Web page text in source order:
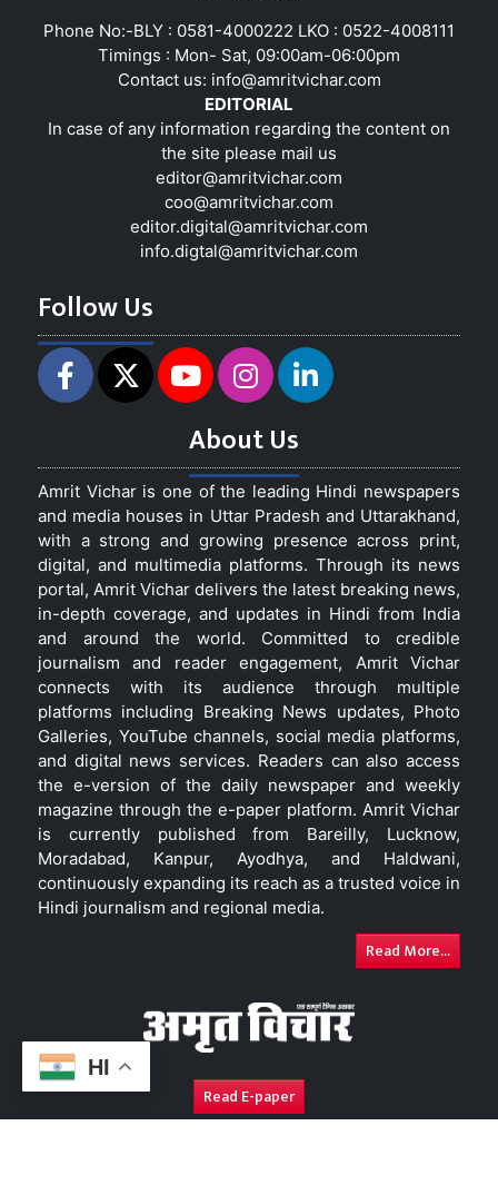
HI
Phone No:-BLY : 0581-4000222 LKO : 0522-4008111
Timings : Mon- Sat, 09:00am-06:00pm
Contact us: info@amritvichar.com
EDITORIAL
In case of any information regarding the content on
the site please mail us
editor@amritvichar.com
coo@amritvichar.com
editor.digital@amritvichar.com
info.digtal@amritvichar.com
Follow Us
About Us
Amrit Vichar is one of the leading Hindi newspapers
and media houses in Uttar Pradesh and Uttarakhand,
with a strong and growing presence across print,
digital, and multimedia platforms. Through its news
portal, Amrit Vichar delivers the latest breaking news,
in-depth coverage, and updates in Hindi from India
and around the world. Committed to credible
journalism and reader engagement, Amrit Vichar
connects with its audience through multiple
platforms including Breaking News updates, Photo
Galleries, YouTube channels, social media platforms,
and digital news services. Readers can also access
the e-version of the daily newspaper and weekly
magazine through the e-paper platform. Amrit Vichar
is currently published from Bareilly, Lucknow,
Moradabad, Kanpur, Ayodhya, and Haldwani,
continuously expanding its reach as a trusted voice in
Hindi journalism and regional media.
Read More...
Read E-paper